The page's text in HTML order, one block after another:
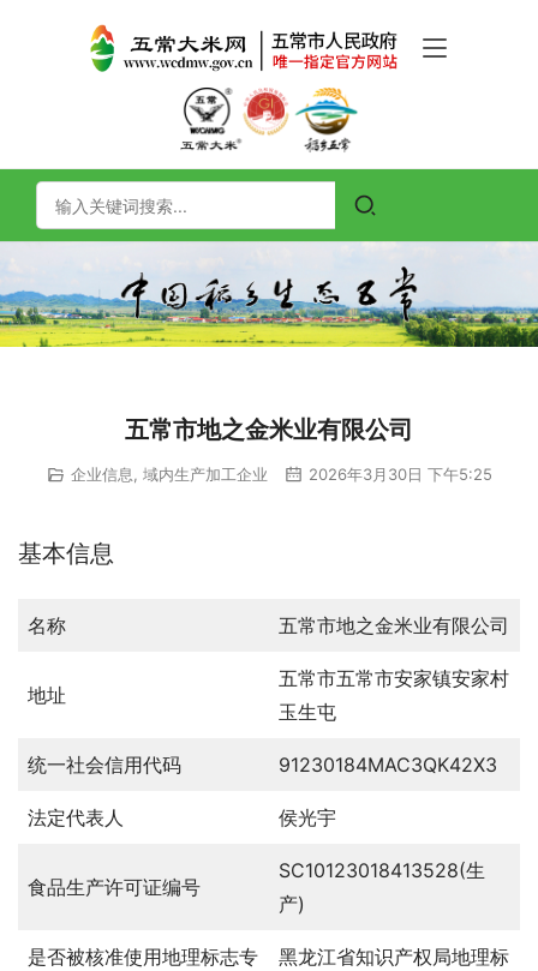
五常市地之金米业有限公司
企业信息 域内生产加工企业 2026年3月30日 下午5:25
基本信息
名称 五常市地之金米业有限公司
地址
五常市五常市安家镇安家村
玉生屯
统一社会信用代码 91230184MAC3QK42X3
法定代表人 侯光宇
食品生产许可证编号
SC10123018413528(生
产)
是否被核准使用地理标志专
黑龙江省知识产权局地理标